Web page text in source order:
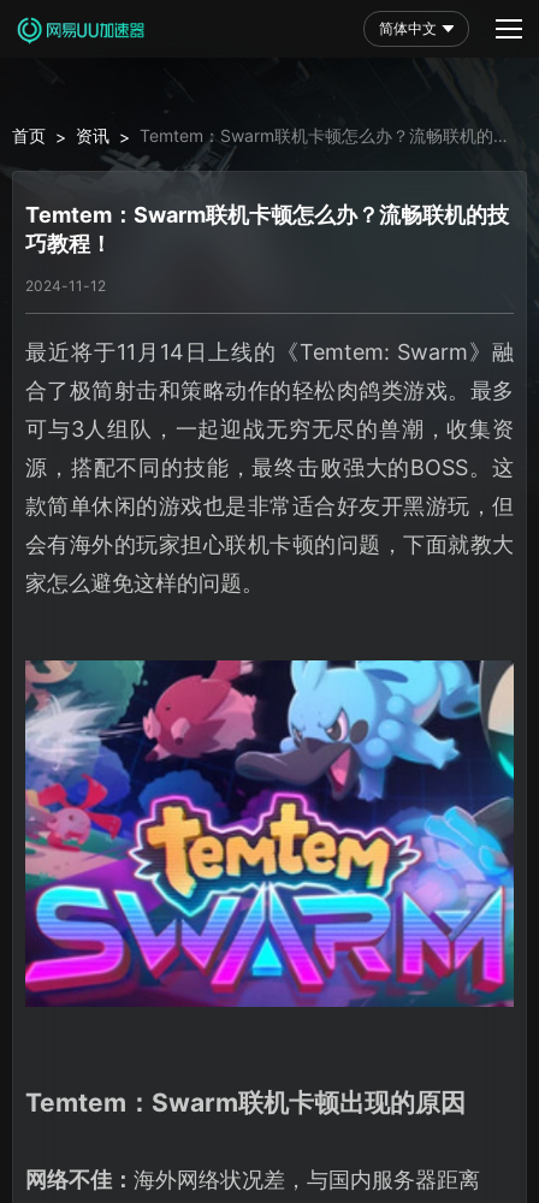
简体中文
首页 > 资讯 > Temtem：Swarm联机卡顿怎么办？流畅联机的技
巧教程！
Temtem：Swarm联机卡顿怎么办？流畅联机的技
巧教程！
2024-11-12
最近将于11月14日上线的《Temtem: Swarm》融
合了极简射击和策略动作的轻松肉鸽类游戏。最多
可与3人组队，一起迎战无穷无尽的兽潮，收集资
源，搭配不同的技能，最终击败强大的BOSS。这
款简单休闲的游戏也是非常适合好友开黑游玩，但
会有海外的玩家担心联机卡顿的问题，下面就教大
家怎么避免这样的问题。
Temtem：Swarm联机卡顿出现的原因
网络不佳： 海外网络状况差，与国内服务器距离